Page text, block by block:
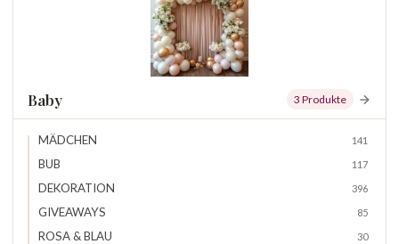
Baby 3 Produkte
MÄDCHEN 141
BUB 117
DEKORATION 396
GIVEAWAYS 85
ROSA & BLAU 30